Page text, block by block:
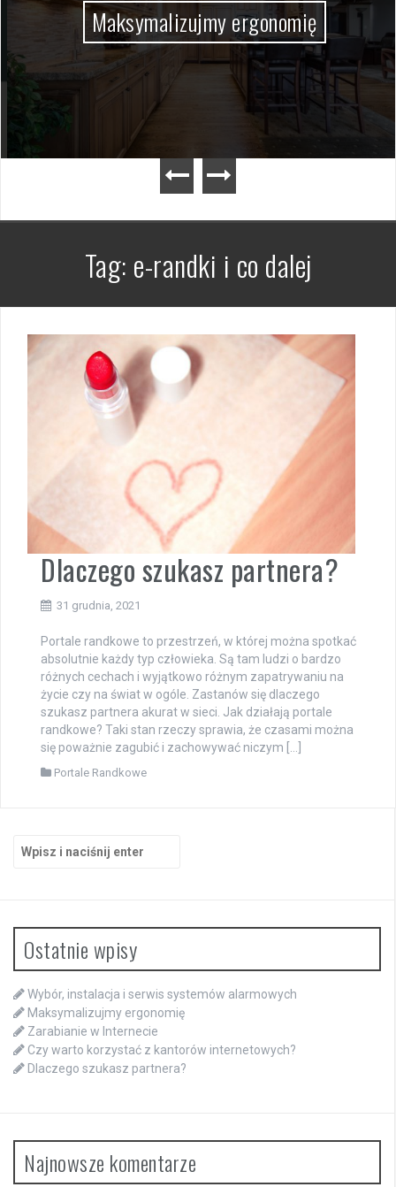
Maksymalizujmy ergonomię
Tag: e-randki i co dalej
Dlaczego szukasz partnera?
31 grudnia, 2021
Portale randkowe to przestrzeń, w której można spotkać
absolutnie każdy typ człowieka. Są tam ludzi o bardzo
różnych cechach i wyjątkowo różnym zapatrywaniu na
życie czy na świat w ogóle. Zastanów się dlaczego
szukasz partnera akurat w sieci. Jak działają portale
randkowe? Taki stan rzeczy sprawia, że czasami można
się poważnie zagubić i zachowywać niczym […]
Portale Randkowe
Ostatnie wpisy
Wybór, instalacja i serwis systemów alarmowych
Maksymalizujmy ergonomię
Zarabianie w Internecie
Czy warto korzystać z kantorów internetowych?
Dlaczego szukasz partnera?
Najnowsze komentarze